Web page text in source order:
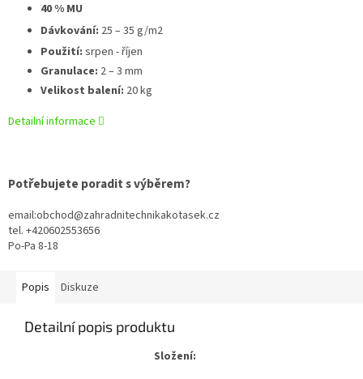
40 % MU
Dávkování: 25 – 35 g/m2
Použití: srpen - říjen
Granulace: 2 – 3 mm
Velikost balení: 20 kg
Detailní informace
Potřebujete poradit s výběrem?
email:obchod@zahradnitechnikakotasek.cz
tel. +420602553656
Po-Pa 8-18
Popis Diskuze
Detailní popis produktu
Složení: